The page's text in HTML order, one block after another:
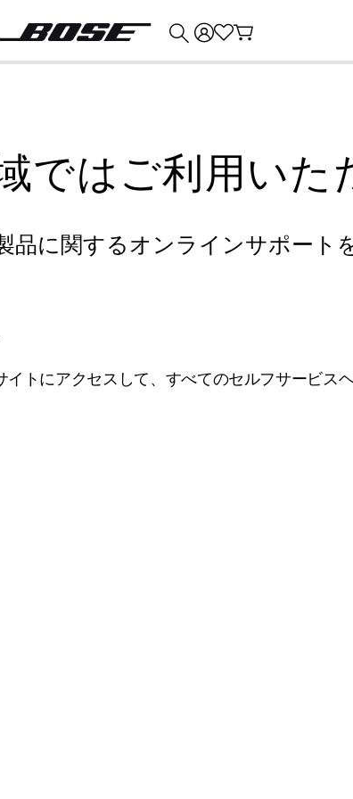
ではご利用いた
に関するオンラインサポート
トにアクセスして、すべてのセルフサービス